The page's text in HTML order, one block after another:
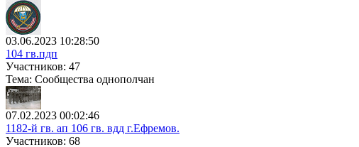
03.06.2023 10:28:50
104 гв.пдп
Участников: 47
Тема: Сообщества однополчан
07.02.2023 00:02:46
1182-й гв. ап 106 гв. вдд г.Ефремов.
Участников: 68